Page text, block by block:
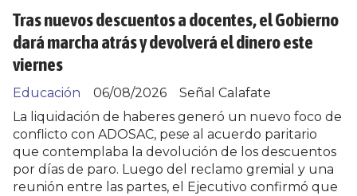
Tras nuevos descuentos a docentes, el Gobierno
dará marcha atrás y devolverá el dinero este
viernes
Señal Calafate
Educación
06/08/2026
La liquidación de haberes generó un nuevo foco de
conflicto con ADOSAC, pese al acuerdo paritario
que contemplaba la devolución de los descuentos
por días de paro. Luego del reclamo gremial y una
reunión entre las partes, el Ejecutivo confirmó que